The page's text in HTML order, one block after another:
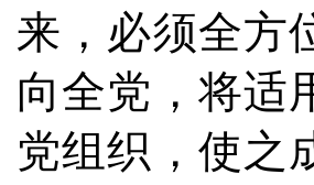
来，必须全方
向全党，将适
党组织，使之